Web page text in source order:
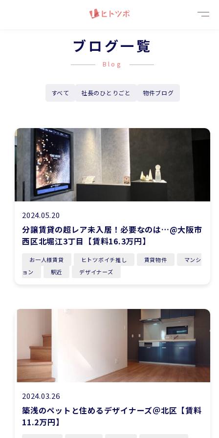
メニ
ブログ一覧
Blog
すべて 社長のひとりごと 物件ブログ
2024.05.20
分譲賃貸の超レア未入居！必要なのは…@大阪市
西区北堀江3丁目【賃料16.3万円】
お一人様賃貸 ヒトツボイチ推し 賃貸物件
マンシ
ョン
駅近 デザイナーズ
2024.03.26
築浅のペットと住めるデザイナーズ＠北区【賃料
11.2万円】